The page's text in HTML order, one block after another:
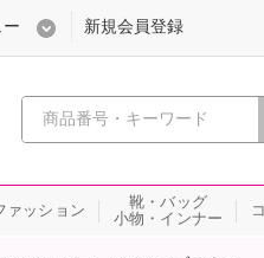
心おどる、瞬間を。通販・
新規会員登録
ァッション
靴・バッグ
小物・インナー